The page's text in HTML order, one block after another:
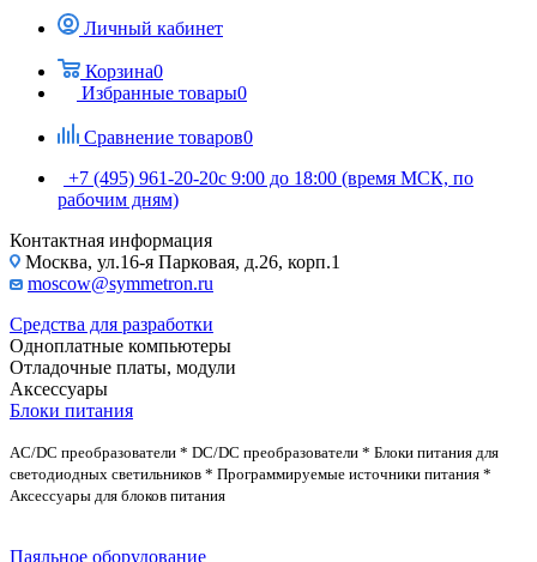
Личный кабинет
Корзина0
Избранные товары0
Сравнение товаров0
+7 (495) 961-20-20с 9:00 до 18:00 (время МСК, по
рабочим дням)
Контактная информация
Москва, ул.16-я Парковая, д.26, корп.1
moscow@symmetron.ru
Средства для разработки
Одноплатные компьютеры
Отладочные платы, модули
Аксессуары
Блоки питания
AC/DC преобразователи * DC/DC преобразователи * Блоки питания для
светодиодных светильников * Программируемые источники питания *
Аксессуары для блоков питания
Паяльное оборудование